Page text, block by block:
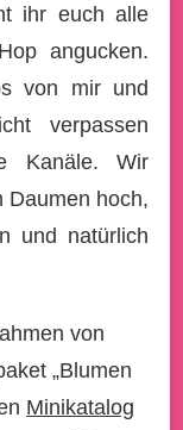
ihr euch alle
angucken.
von mir und
verpassen
Kanäle. Wir
Daumen hoch,
und natürlich
von
„Blumen
Minikatalog